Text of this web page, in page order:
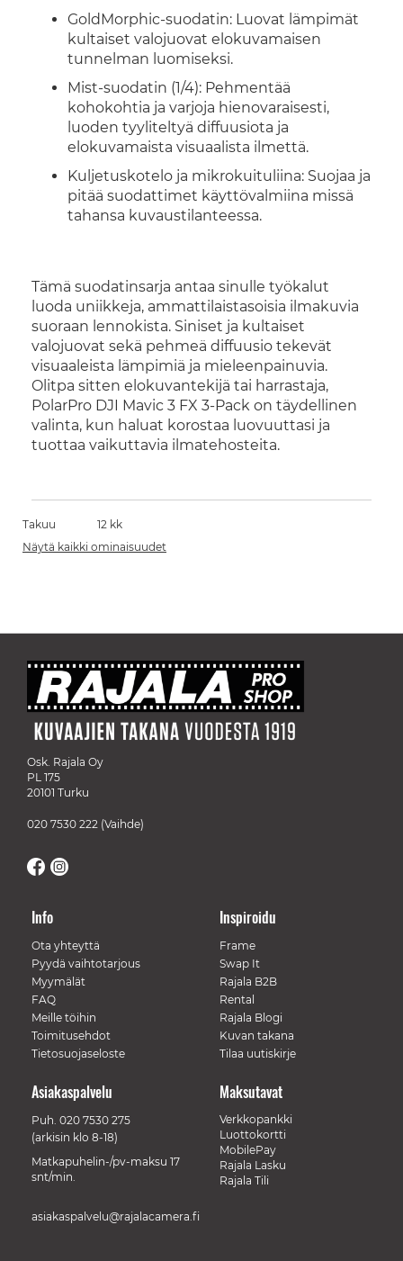
GoldMorphic-suodatin: Luovat lämpimät
kultaiset valojuovat elokuvamaisen
tunnelman luomiseksi.
Mist-suodatin (1/4): Pehmentää
kohokohtia ja varjoja hienovaraisesti,
luoden tyyliteltyä diffuusiota ja
elokuvamaista visuaalista ilmettä.
Kuljetuskotelo ja mikrokuituliina: Suojaa ja
pitää suodattimet käyttövalmiina missä
tahansa kuvaustilanteessa.
Tämä suodatinsarja antaa sinulle työkalut
luoda uniikkeja, ammattilaistasoisia ilmakuvia
suoraan lennokista. Siniset ja kultaiset
valojuovat sekä pehmeä diffuusio tekevät
visuaaleista lämpimiä ja mieleenpainuvia.
Olitpa sitten elokuvantekijä tai harrastaja,
PolarPro DJI Mavic 3 FX 3-Pack on täydellinen
valinta, kun haluat korostaa luovuuttasi ja
tuottaa vaikuttavia ilmatehosteita.
Takuu
12 kk
Näytä kaikki ominaisuudet
Osk. Rajala Oy
PL 175
20101 Turku
020 7530 222 (Vaihde)
Info
Ota yhteyttä
Pyydä vaihtotarjous
Myymälät
FAQ
Meille töihin
Toimitusehdot
Tietosuojaseloste
Inspiroidu
Frame
Swap It
Rajala B2B
Rental
Rajala Blogi
Kuvan takana
Tilaa uutiskirje
Maksutavat
Verkkopankki
Luottokortti
MobilePay
Rajala Lasku
Rajala Tili
Asiakaspalvelu
Puh. 020 7530 275
(arkisin klo 8-18)
Matkapuhelin-/pv-maksu 17
snt/min.
asiakaspalvelu@rajalacamera.fi